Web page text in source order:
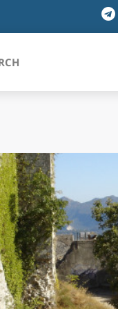
TOSCANA
TRENTINO-
UMBRIA
VALLE D'AOSTA
VENETO